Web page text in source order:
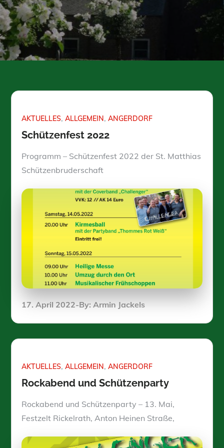
AKTUELLES ALLGEMEIN ANGERDORF
Schützenfest 2022
Programm – Schützenfest 2022 der St. Matthias
Schützenbruderschaft
Posted
17. April 2022 By:Armin Jackels
AKTUELLES ALLGEMEIN ANGERDORF
Rockabend und Schützenparty
Rockabend und Schützenparty – 13. Mai,
Festzelt Rickelrath, Anton Heinen Straße,